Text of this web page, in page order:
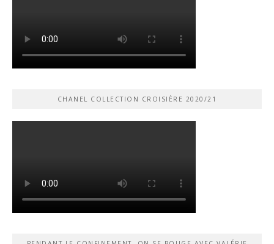
CHANEL COLLECTION CROISIÈRE 2020/21